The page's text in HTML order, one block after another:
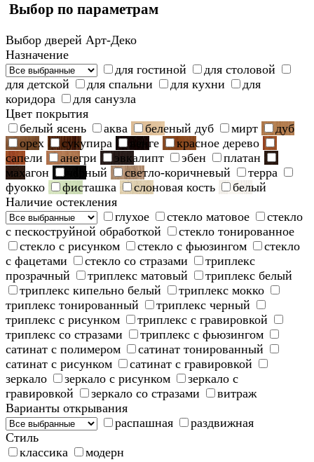
Выбор по параметрам
Выбор дверей Арт-Деко
Назначение
для гостиной
для столовой
для детской
для спальни для кухни
для
коридора
для санузла
Цвет покрытия
белый ясень
аква беленый дуб мирт
дуб
орех
сукупира венге
красное дерево
сапели
анегри эвкалипт эбен
платан
махагон
черный светло-коричневый
терра
фуокко
фисташка слоновая кость
белый
Наличие остекления
глухое
стекло матовое
стекло
с пескоструйной обработкой
стекло тонированное
стекло с рисунком
стекло с фьюзингом
стекло
с фацетами
стекло со стразами
триплекс
прозрачный
триплекс матовый
триплекс белый
триплекс кипельно белый
триплекс мокко
триплекс тонированный
триплекс черный
триплекс с рисунком
триплекс с гравировкой
триплекс со стразами
триплекс с фьюзингом
сатинат с полимером
сатинат тонированный
сатинат с рисунком
сатинат с гравировкой
зеркало
зеркало с рисунком
зеркало с
гравировкой
зеркало со стразами
витраж
Варианты открывания
распашная
раздвижная
Стиль
классика
модерн